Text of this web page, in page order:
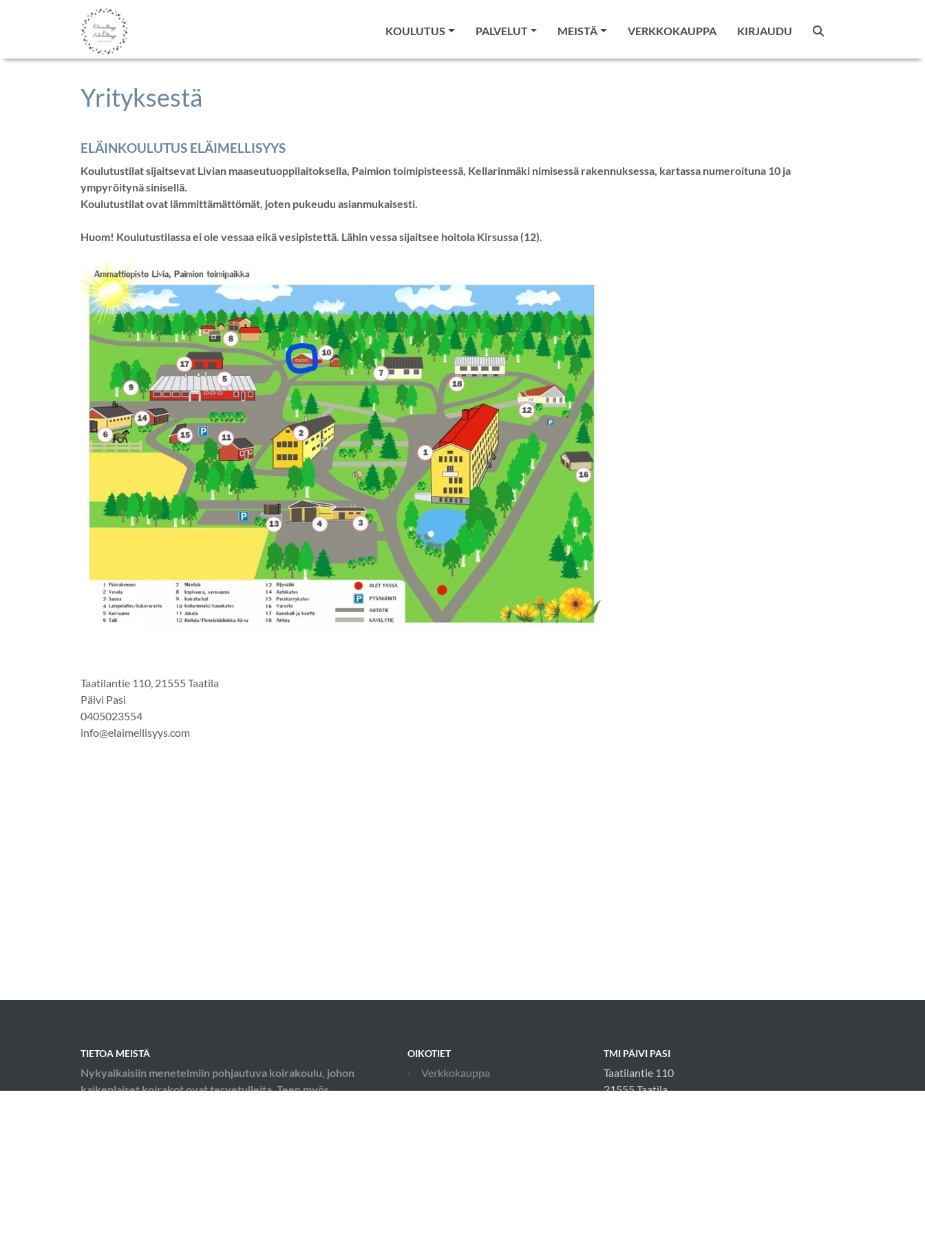
KOULUTUS PALVELUT MEISTÄ VERKKOKAUPPA KIRJAUDU
Yrityksestä
ELÄINKOULUTUS ELÄIMELLISYYS
Koulutustilat sijaitsevat Livian maaseutuoppilaitoksella, Paimion toimipisteessä, Kellarinmäki nimisessä rakennuksessa, kartassa numeroituna 10 ja
ympyröitynä sinisellä.
Koulutustilat ovat lämmittämättömät, joten pukeudu asianmukaisesti.
Huom! Koulutustilassa ei ole vessaa eikä vesipistettä. Lähin vessa sijaitsee hoitola Kirsussa (12).
Taatilantie 110, 21555 Taatila
Päivi Pasi
0405023554
info@elaimellisyys.com
TIETOA MEISTÄ
Nykyaikaisiin menetelmiin pohjautuva koirakoulu, johon
kaikenlaiset koirakot ovat tervetulleita. Teen myös
OIKOTIET
Verkkokauppa
TMI PÄIVI PASI
Taatilantie 110
21555 Taatila